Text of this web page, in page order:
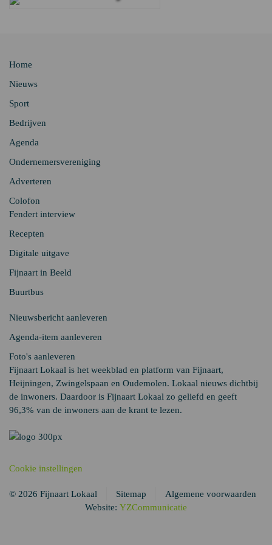
Home
Nieuws
Sport
Bedrijven
Agenda
Ondernemersvereniging
Adverteren
Colofon
Fendert interview
Recepten
Digitale uitgave
Fijnaart in Beeld
Buurtbus
Nieuwsbericht aanleveren
Agenda-item aanleveren
Foto's aanleveren
Fijnaart Lokaal is het weekblad en platform van Fijnaart,
Heijningen, Zwingelspaan en Oudemolen. Lokaal nieuws dichtbij
de inwoners. Daardoor is Fijnaart Lokaal zo geliefd en geeft
96,3% van de inwoners aan de krant te lezen.
Cookie instellingen
© 2026 Fijnaart Lokaal Sitemap
Algemene voorwaarden
Website: YZCommunicatie